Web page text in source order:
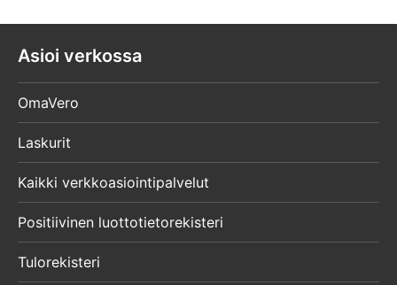
Asioi verkossa
OmaVero
Laskurit
Kaikki verkkoasiointipalvelut
Positiivinen luottotietorekisteri
Tulorekisteri